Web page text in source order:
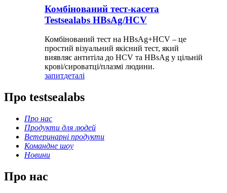
Комбінований тест-касета
Testsealabs HBsAg/HCV
Комбінований тест на HBsAg+HCV – це
простий візуальний якісний тест, який
виявляє антитіла до HCV та HBsAg у цільній
крові/сироватці/плазмі людини.
запитдеталі
Про testsealabs
Про нас
Продукти для людей
Ветеринарні продукти
Командне шоу
Новини
Про нас